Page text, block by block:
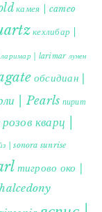
камея | cameo
кехлибар |
ларимар | larimar лунен
обсидиан |
| Pearls пирит |
розов кварц |
| sonora sunrise
тигрово око |